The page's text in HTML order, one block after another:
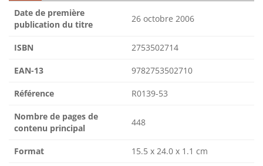
Date de première
publication du titre
26 octobre 2006
ISBN 2753502714
EAN-13 9782753502710
Référence R0139-53
Nombre de pages de
contenu principal
448
Format 15.5 x 24.0 x 1.1 cm